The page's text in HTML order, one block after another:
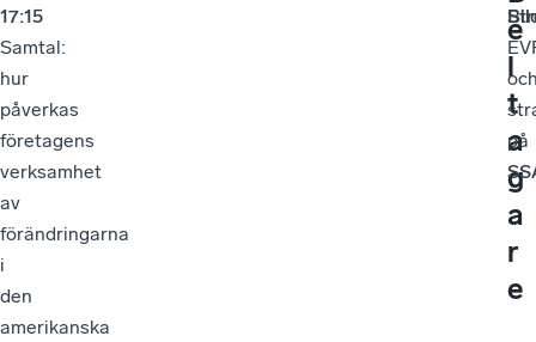
17:15
Samtal:
hur
påverkas
företagens
verksamhet
av
förändringarna
i
den
amerikanska
e
l
t
a
g
a
r
e
på